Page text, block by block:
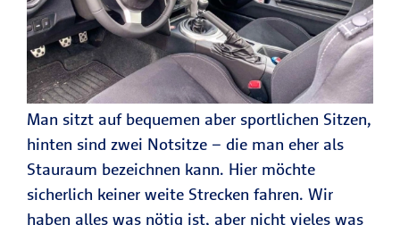
Man sitzt auf bequemen aber sportlichen Sitzen,
hinten sind zwei Notsitze – die man eher als
Stauraum bezeichnen kann. Hier möchte
sicherlich keiner weite Strecken fahren. Wir
haben alles was nötig ist, aber nicht vieles was